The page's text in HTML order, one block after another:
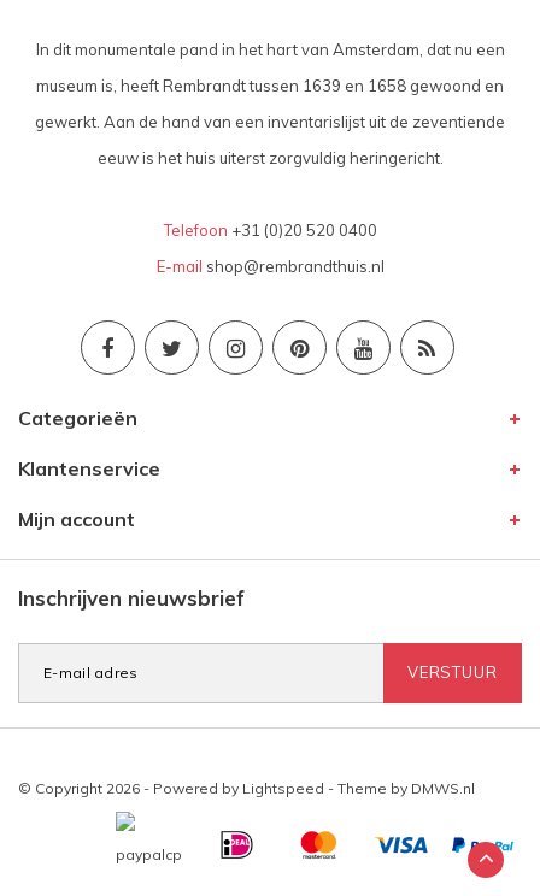
In dit monumentale pand in het hart van Amsterdam, dat nu een
museum is, heeft Rembrandt tussen 1639 en 1658 gewoond en
gewerkt. Aan de hand van een inventarislijst uit de zeventiende
eeuw is het huis uiterst zorgvuldig heringericht.
Telefoon +31 (0)20 520 0400
E-mail shop@rembrandthuis.nl
Categorieën
Klantenservice
Mijn account
Inschrijven nieuwsbrief
VERSTUUR
© Copyright 2026 - Powered by Lightspeed - Theme by DMWS.nl